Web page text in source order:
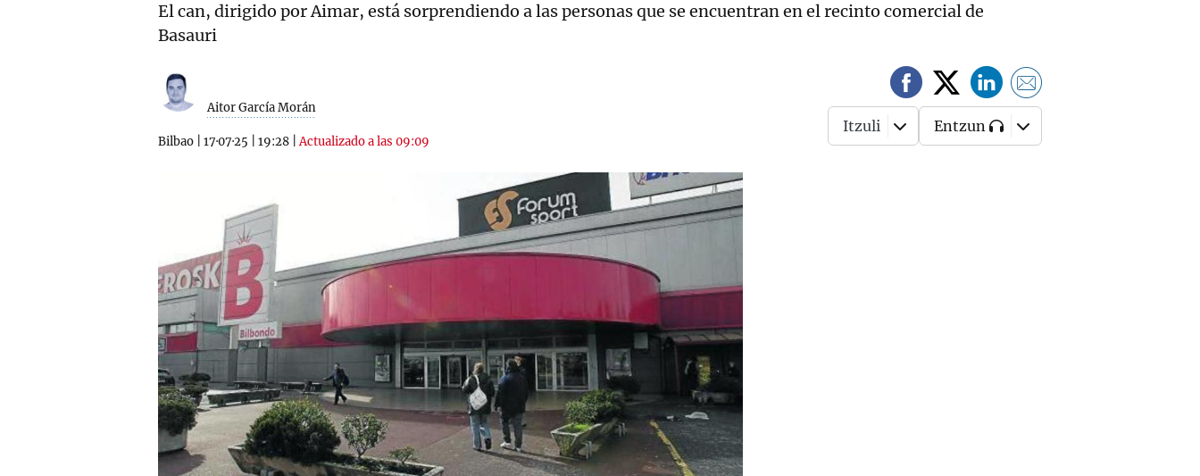
El can, dirigido por Aimar, está sorprendiendo a las personas que se encuentran en el recinto comercial de
Basauri
Aitor García Morán
Bilbao 17·07·25 19:28 |Actualizado a las 09:09
Itzuli Entzun